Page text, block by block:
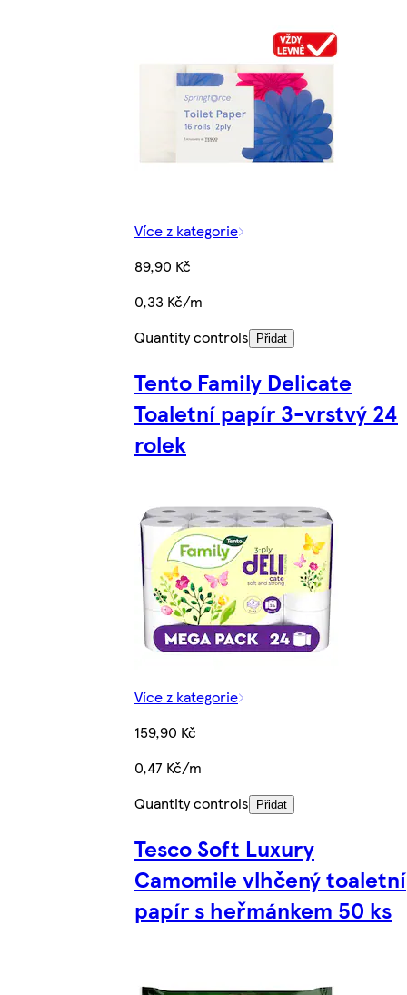
Více z kategorie
89,90 Kč
0,33 Kč/m
Quantity controls
Přidat
Tento Family Delicate
Toaletní papír 3-vrstvý 24
rolek
Více z kategorie
159,90 Kč
0,47 Kč/m
Quantity controls
Přidat
Tesco Soft Luxury
Camomile vlhčený toaletní
papír s heřmánkem 50 ks